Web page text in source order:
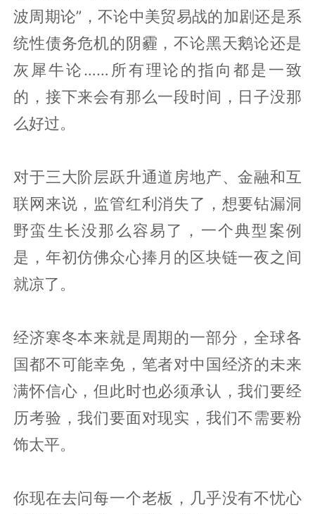
波周期论”，不论中美贸易战的加剧还是系
统性债务危机的阴霾，不论黑天鹅论还是
灰犀牛论……所有理论的指向都是一致
的，接下来会有那么一段时间，日子没那
么好过。
对于三大阶层跃升通道房地产、金融和互
联网来说，监管红利消失了，想要钻漏洞
野蛮生长没那么容易了，一个典型案例
是，年初仿佛众心捧月的区块链一夜之间
就凉了。
经济寒冬本来就是周期的一部分，全球各
国都不可能幸免，笔者对中国经济的未来
满怀信心，但此时也必须承认，我们要经
历考验，我们要面对现实，我们不需要粉
饰太平。
你现在去问每一个老板，几乎没有不忧心